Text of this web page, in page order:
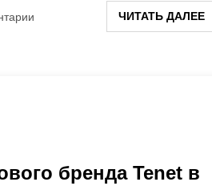
ЧИТАТЬ ДАЛЕЕ
бренда Tenet в